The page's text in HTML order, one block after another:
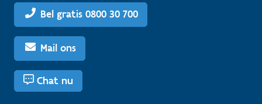
Bel gratis 0800 30 700
Mail ons
Chat nu